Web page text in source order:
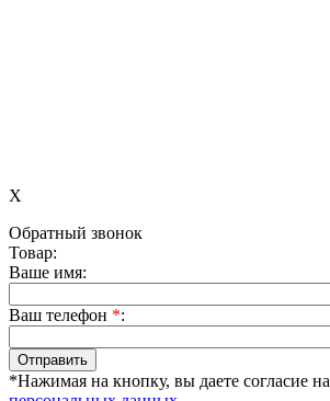
X
Обратный звонок
Товар:
Ваше имя:
Ваш телефон *:
*Нажимая на кнопку, вы даете согласие на